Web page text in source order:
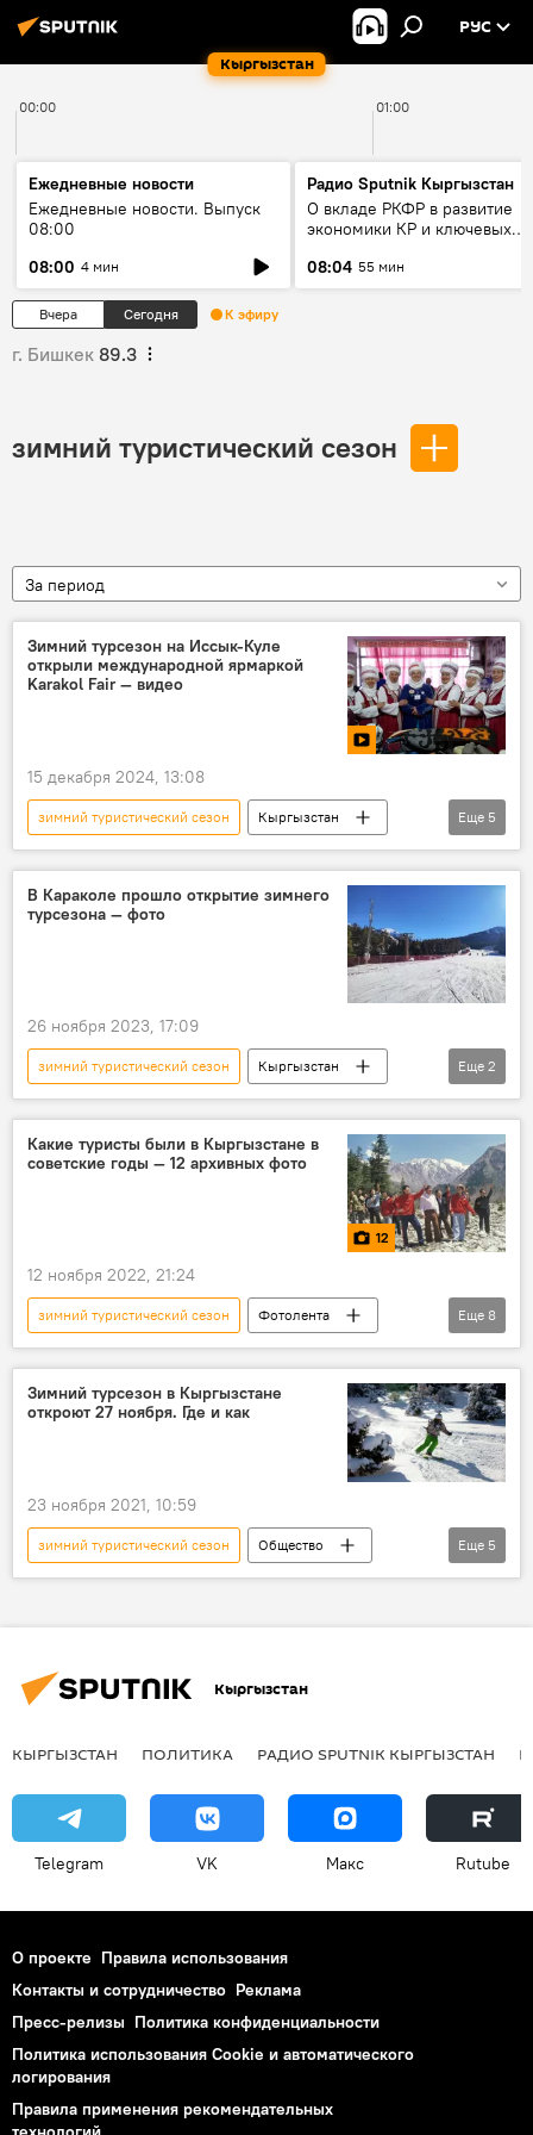
Кыргызстан
РУС
00:00 01:00
Ежедневные новости
Ежедневные новости. Выпуск
08:00
08:00 4 мин
Радио Sputnik Кыргызстан
О вкладе РКФР в развитие
экономики КР и ключевых
08:04 55 мин
Вчера Сегодня К эфиру
г. Бишкек 89.3
зимний туристический сезон
За период
Зимний турсезон на Иссык-Куле
открыли международной ярмаркой
Karakol Fair — видео
15 декабря 2024, 13:08
зимний туристический сезон
Кыргызстан
Каракол
Иссык-Куль
ярмарка
открытие
видео
Еще 5
В Караколе прошло открытие зимнего
турсезона — фото
26 ноября 2023, 17:09
зимний туристический сезон
Кыргызстан
Каракол
открытие
Еще 2
Какие туристы были в Кыргызстане в
советские годы — 12 архивных фото
12
12 ноября 2022, 21:24
зимний туристический сезон
Фотолента
фото
туристы
СССР
архивные фотографии
Кыргызстан
горы
туризм
Еще 8
Зимний турсезон в Кыргызстане
откроют 27 ноября. Где и как
23 ноября 2021, 10:59
зимний туристический сезон
Общество
Новости
Кыргызстан
Еще 5
Кыргызстан
КЫРГЫЗСТАН ПОЛИТИКА РАДИО SPUTNIK КЫРГЫЗСТАН
Telegram VK Макс Rutube
О проекте Правила использования
Контакты и сотрудничество Реклама
Пресс-релизы Политика конфиденциальности
Политика использования Cookie и автоматического
логирования
Правила применения рекомендательных